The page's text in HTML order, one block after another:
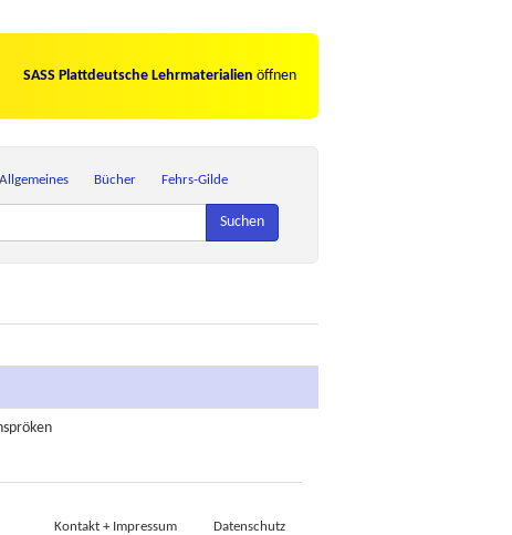
SASS Plattdeutsche Lehrmaterialien öffnen
Allgemeines Bücher Fehrs-Gilde
Suchen
Kontakt + Impressum
Datenschutz